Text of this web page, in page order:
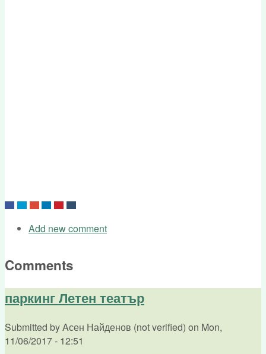
Add new comment
Comments
паркинг Летен театър
Submitted byAсен Найденов (not verified) on Mon,
11/06/2017 - 12:51